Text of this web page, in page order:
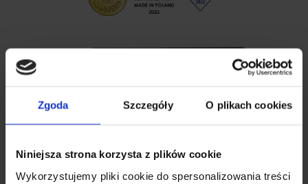
Zgoda Szczegóły O plikach cookies
Niniejsza strona korzysta z plików cookie
Wykorzystujemy pliki cookie do spersonalizowania treści